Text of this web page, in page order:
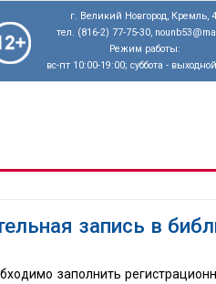
г. Великий Новгород, Кремль,
тел. (816-2) 77-75-30,
Режим работы:
вс-пт 10:00-19:00; суббота -
запись в
заполнить